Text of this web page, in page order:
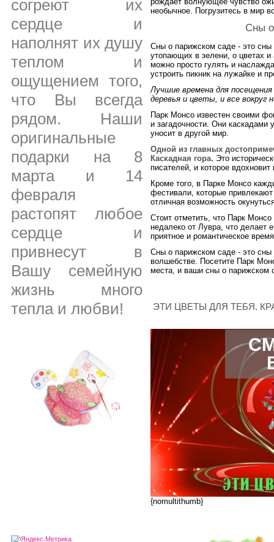
согреют их
сердце и
наполнят их душу
теплом и
ощущением того,
что Вы всегда
рядом. Наши
оригинальные
подарки на 8
марта и 14
февраля
растопят любое
сердце и
привнесут в
Вашу семейную
жизнь много
тепла и любви!
необычное. Погрузитесь в мир
Сны
Сны о парижском саде - это сны
утопающих в зелени, о цветах
можно просто гулять и
устроить пикник на лужайке и
Лучшие времена для
деревья и цветы, и все вокруг
Парк Монсо известен своими
и загадочности. Они каскадами
уносит в другой мир.
Одной из главных
Каскадная гора. Это
писателей, и которое вдохновит
Кроме того, в Парке Монсо
фестивали, которые
отличная возможность
Стоит отметить, что Парк
недалеко от Лувра, что делает
приятное и романтическое
Сны о парижском саде - это сны
волшебстве. Посетите Парк
места, и ваши сны о парижском
ЭТИ ЦВЕТЫ ДЛЯ ТЕБЯ.
{nomultithumb}